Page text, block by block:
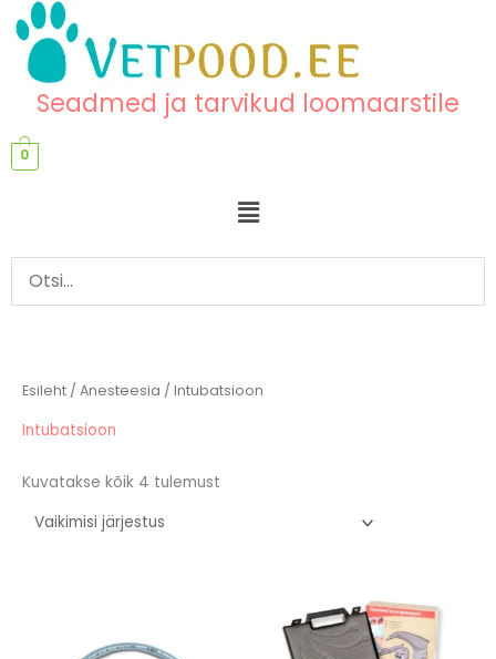
content
content
Seadmed ja tarvikud loomaarstile
0
Menu
Esileht / Anesteesia / Intubatsioon
Intubatsioon
Kuvatakse kõik 4 tulemust